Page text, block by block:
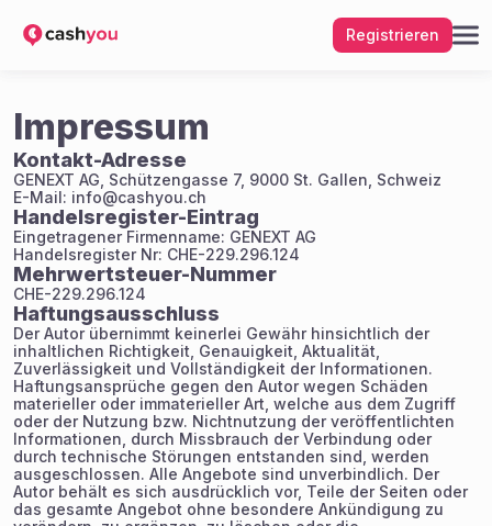
Registrieren
Impressum
Kontakt-Adresse
GENEXT AG, Schützengasse 7, 9000 St. Gallen, Schweiz
E-Mail: info@cashyou.ch
Handelsregister-Eintrag
Eingetragener Firmenname: GENEXT AG
Handelsregister Nr: CHE-229.296.124
Mehrwertsteuer-Nummer
CHE-229.296.124
Haftungsausschluss
Der Autor übernimmt keinerlei Gewähr hinsichtlich der
inhaltlichen Richtigkeit, Genauigkeit, Aktualität,
Zuverlässigkeit und Vollständigkeit der Informationen.
Haftungsansprüche gegen den Autor wegen Schäden
materieller oder immaterieller Art, welche aus dem Zugriff
oder der Nutzung bzw. Nichtnutzung der veröffentlichten
Informationen, durch Missbrauch der Verbindung oder
durch technische Störungen entstanden sind, werden
ausgeschlossen. Alle Angebote sind unverbindlich. Der
Autor behält es sich ausdrücklich vor, Teile der Seiten oder
das gesamte Angebot ohne besondere Ankündigung zu